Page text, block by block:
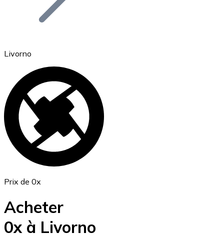
Ethereum
ETH
Livorno
Prix de 0x
Acheter
0x à Livorno